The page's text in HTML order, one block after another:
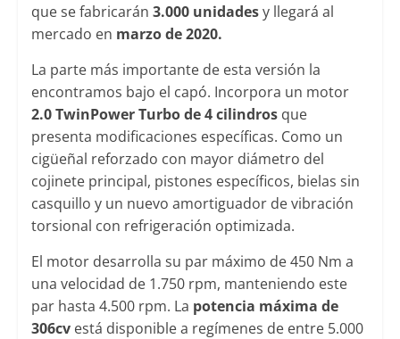
que se fabricarán 3.000 unidadesy llegará al
mercado en marzo de 2020.
La parte más importante de esta versión la
encontramos bajo el capó. Incorpora un motor
2.0 TwinPower Turbo de 4 cilindrosque
presenta modificaciones específicas. Como un
cigüeñal reforzado con mayor diámetro del
cojinete principal, pistones específicos, bielas sin
casquillo y un nuevo amortiguador de vibración
torsional con refrigeración optimizada.
El motor desarrolla su par máximo de 450 Nm a
una velocidad de 1.750 rpm, manteniendo este
par hasta 4.500 rpm. La potencia máxima de
306cvestá disponible a regímenes de entre 5.000